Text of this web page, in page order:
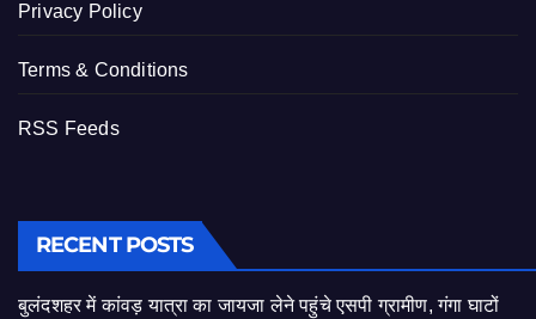
Privacy Policy
Terms & Conditions
RSS Feeds
RECENT POSTS
बुलंदशहर में कांवड़ यात्रा का जायजा लेने पहुंचे एसपी ग्रामीण, गंगा घाटों